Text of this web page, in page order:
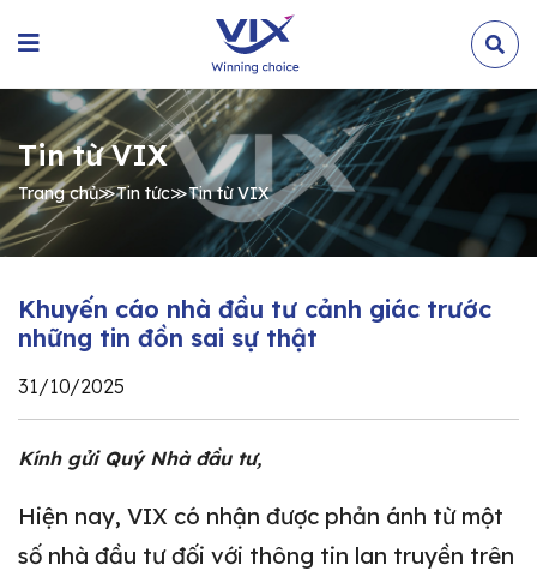
Tin từ VIX
Trang chủ≫Tin tức≫Tin từ VIX
Khuyến cáo nhà đầu tư cảnh giác trước
những tin đồn sai sự thật
31/10/2025
Kính gửi Quý Nhà đầu tư,
Hiện nay, VIX có nhận được phản ánh từ một
số nhà đầu tư đối với thông tin lan truyền trên